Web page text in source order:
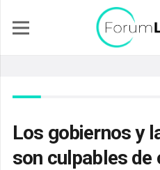
Los gobiernos y
son culpables de